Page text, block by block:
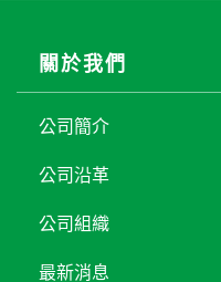
關於我們
公司簡介
公司沿革
公司組織
最新消息